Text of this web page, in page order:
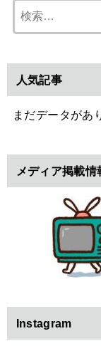
人気記事
まだデータがあ
メディア掲載情
Instagram